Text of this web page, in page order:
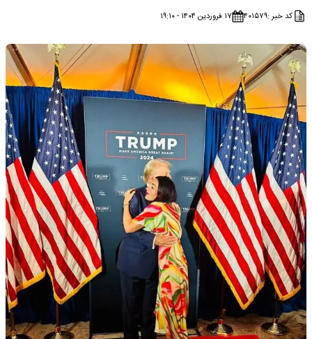
کد خبر :۴۰۱۵۷۹ ۱۷ فروردین ۱۴۰۴ - ۱۹:۱۰